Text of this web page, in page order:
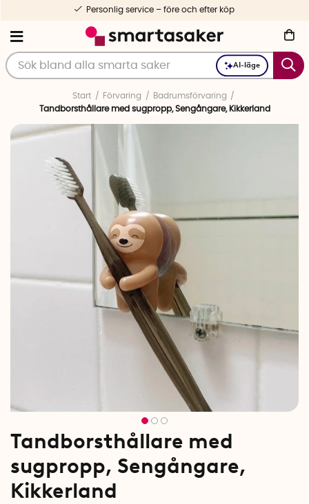
AI-läge
Personlig service – före och efter köp
Start Förvaring
Badrumsförvaring
Tandborsthållare med sugpropp, Sengångare, Kikkerland
Tandborsthållare med
sugpropp, Sengångare,
Kikkerland